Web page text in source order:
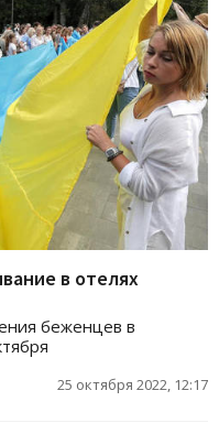
в отелях
беженцев в
25 октября 2022, 12:17